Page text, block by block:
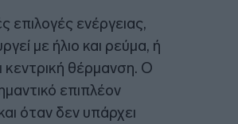
επιλογές ενέργειας,
με ήλιο και ρεύμα, ή
κεντρική θέρμανση. Ο
επιπλέον
όταν δεν υπάρχει